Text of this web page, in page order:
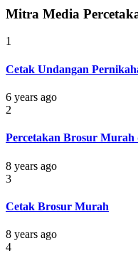
Mitra Media
1
Cetak Undangan
6 years ago
2
Percetakan Brosur Murah
8 years ago
3
Cetak Brosur Murah
8 years ago
4